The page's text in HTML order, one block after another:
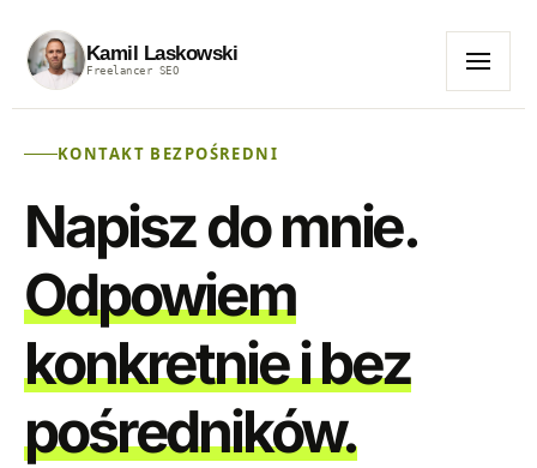
Kamil Laskowski
Freelancer SEO
KONTAKT BEZPOŚREDNI
Napisz do mnie.
Odpowiem
konkretnie i bez
pośredników.